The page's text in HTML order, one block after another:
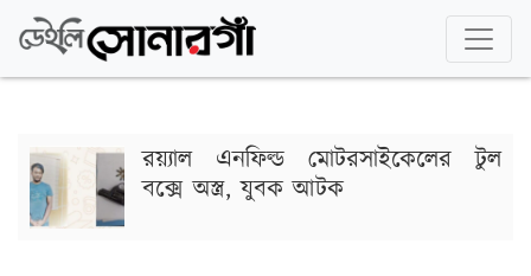
রয়্যাল এনফিল্ড মোটরসাইকেলের টুল
বক্সে অস্ত্র, যুবক আটক